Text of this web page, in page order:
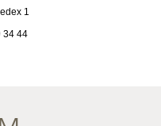
1
34 44